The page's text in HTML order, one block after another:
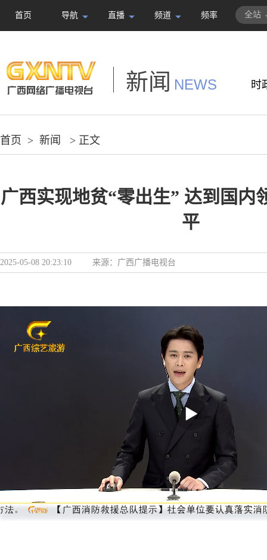
首页 导航 直播 频道 频率 全站
新闻 NEWS 时
首页 > 新闻 > 正文
广西实现地贫“零出生” 达到国内
平
2025-05-08 20:23:10 来源： 广西广播电视台